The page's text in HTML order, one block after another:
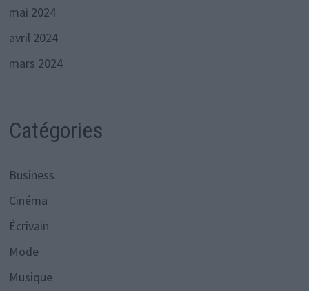
mai 2024
avril 2024
mars 2024
Catégories
Business
Cinéma
Écrivain
Mode
Musique